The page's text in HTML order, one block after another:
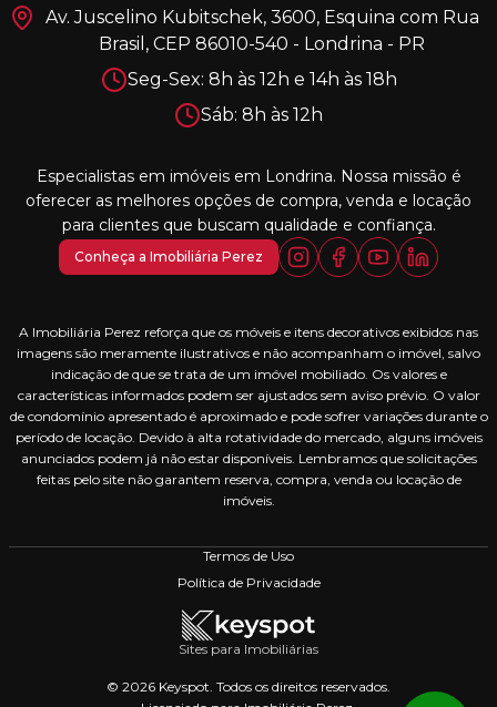
Av. Juscelino Kubitschek, 3600, Esquina com Rua
Brasil, CEP 86010-540 - Londrina - PR
Seg-Sex: 8h às 12h e 14h às 18h
Sáb: 8h às 12h
Especialistas em imóveis em Londrina. Nossa missão é
oferecer as melhores opções de compra, venda e locação
para clientes que buscam qualidade e confiança.
Conheça a Imobiliária Perez
A Imobiliária Perez reforça que os móveis e itens decorativos exibidos nas
imagens são meramente ilustrativos e não acompanham o imóvel, salvo
indicação de que se trata de um imóvel mobiliado. Os valores e
características informados podem ser ajustados sem aviso prévio. O valor
de condomínio apresentado é aproximado e pode sofrer variações durante o
período de locação. Devido à alta rotatividade do mercado, alguns imóveis
anunciados podem já não estar disponíveis. Lembramos que solicitações
feitas pelo site não garantem reserva, compra, venda ou locação de
imóveis.
Termos de Uso
Política de Privacidade
Sites para Imobiliárias
© 2026 Keyspot. Todos os direitos reservados.